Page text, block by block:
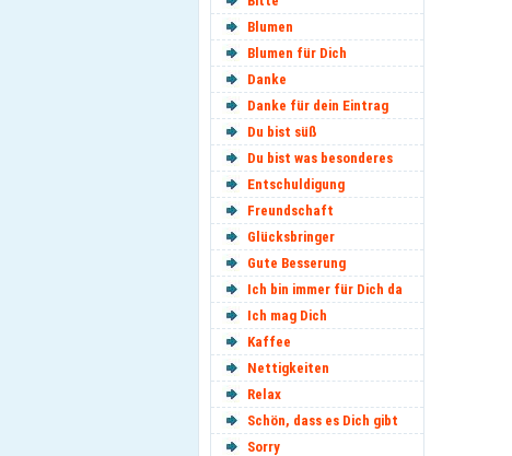
Blumen
Blumen für Dich
Danke
Danke für dein Eintrag
Du bist süß
Du bist was besonderes
Entschuldigung
Freundschaft
Glücksbringer
Gute Besserung
Ich bin immer für Dich da
Ich mag Dich
Kaffee
Nettigkeiten
Relax
Schön, dass es Dich gibt
Sorry